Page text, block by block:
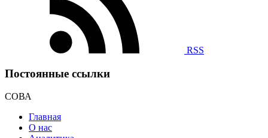
RSS
Постоянные ссылки
СОВА
Главная
О нас